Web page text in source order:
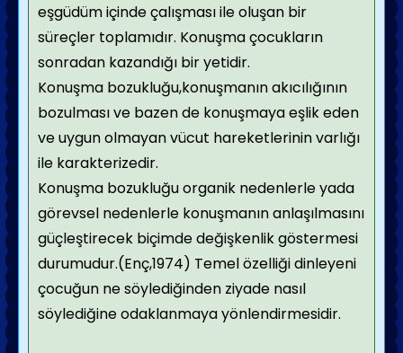
eşgüdüm içinde çalışması ile oluşan bir
süreçler toplamıdır. Konuşma çocukların
sonradan kazandığı bir yetidir.
Konuşma bozukluğu,konuşmanın akıcılığının
bozulması ve bazen de konuşmaya eşlik eden
ve uygun olmayan vücut hareketlerinin varlığı
ile karakterizedir.
Konuşma bozukluğu organik nedenlerle yada
görevsel nedenlerle konuşmanın anlaşılmasını
güçleştirecek biçimde değişkenlik göstermesi
durumudur.(Enç,1974) Temel özelliği dinleyeni
çocuğun ne söylediğinden ziyade nasıl
söylediğine odaklanmaya yönlendirmesidir.